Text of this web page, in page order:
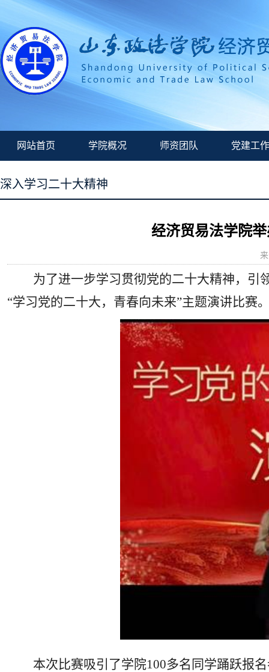
网站首页 学院概况 师资团队 党建工作
深入学习二十大精神
经济贸易法学院
为了进一步学习贯彻党的二十大精神，引
“学习党的二十大，青春向未来”主题演讲比赛
本次比赛吸引了学院100多名同学踊跃报